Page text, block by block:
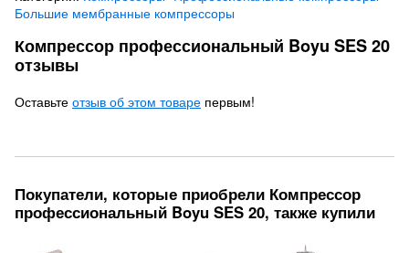
Большие мембранные компрессоры
Компрессор профессиональный Boyu SES 20
отзывы
Оставьте отзыв об этом товаре первым!
Покупатели, которые приобрели Компрессор
профессиональный Boyu SES 20, также купили